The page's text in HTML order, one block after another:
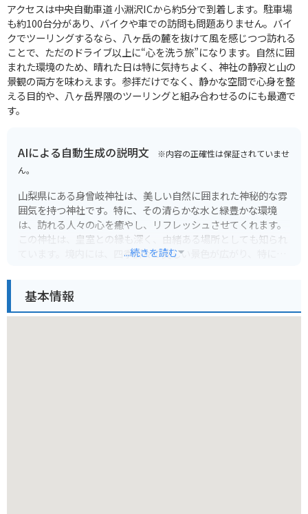
アクセスは中央自動車道 小淵沢ICから約5分で到着します。駐車場
も約100台分があり、バイクや車での訪問も問題ありません。バイ
クでツーリングするなら、八ヶ岳の麓を抜けて風を感じつつ訪れる
ことで、ただのドライブ以上に“心を洗う旅”になります。自然に囲
まれた環境のため、晴れた日は特に気持ちよく、神社の静寂と山の
景観の両方を味わえます。参拝だけでなく、静かな空間で心身を整
える目的や、八ヶ岳界隈のツーリングと組み合わせるのにも最適で
す。
AIによる自動生成の説明文 ※内容の正確性は保証されていませ
ん。
山梨県にある身曾岐神社は、美しい自然に囲まれた神秘的な雰
囲気を持つ神社です。特に、その清らかな水と緑豊かな環境
は、訪れる人々の心を癒やし、リフレッシュさせてくれます。
この神社は、皇室との縁も深く、由緒ある場所としても知られ
ています。境内には、四季折々の美しい景色が広がり、特に紅
れており、多くの人々が参拝に訪れています。水に関する信仰
も厚く、清らかな水が湧き出る場所としても有名です。バイク
...続きを読む
基本情報